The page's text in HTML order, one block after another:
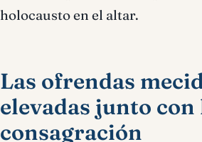
holocausto en el altar.
Las ofrendas
elevadas junto con
consagración